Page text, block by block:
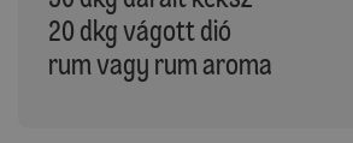
20 dkg vágott dió
rum vagy rum aroma